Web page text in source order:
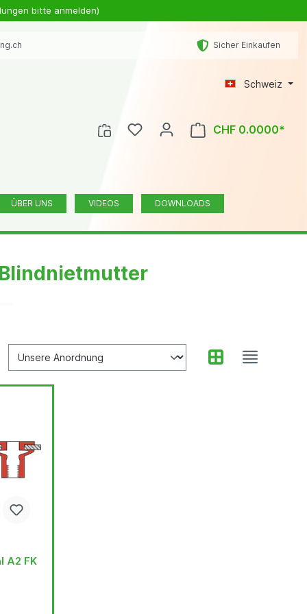
bitte anmelden)
Sicher Einkaufen
Schweiz
CHF 0.0000*
ÜBER UNS VIDEOS DOWNLOADS
A2 FK